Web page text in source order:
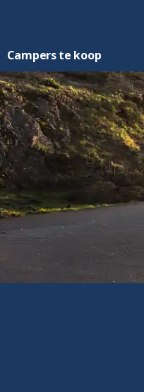
Campers te koop